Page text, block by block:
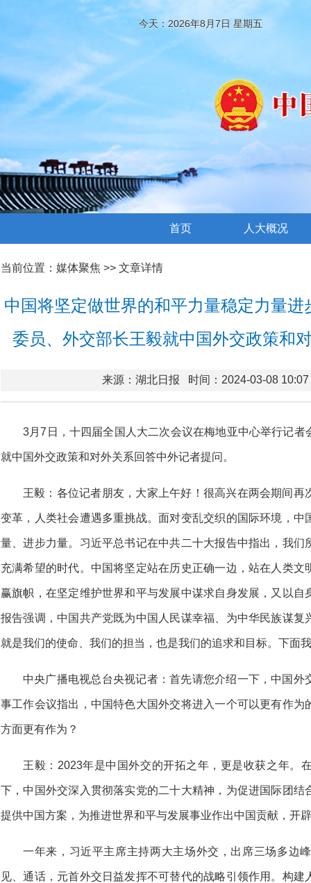
今天：2026年8月7日 星期五
首页 人大概况
当前位置： 媒体聚焦 >> 文章详情
中国将坚定做世界的和平力量稳定力量
委员、外交部长王毅就中国外交政策和
来源：湖北日报 时间：2024-03-08 10:07
3月7日，十四届全国人大二次会议在梅地亚中心举行记
就中国外交政策和对外关系回答中外记者提问。
王毅：各位记者朋友，大家上午好！很高兴在两会期间
变革，人类社会遭遇多重挑战。面对变乱交织的国际环境，
量、进步力量。习近平总书记在中共二十大报告中指出，我
充满希望的时代。中国将坚定站在历史正确一边，站在人类
赢旗帜，在坚定维护世界和平与发展中谋求自身发展，又以
报告强调，中国共产党既为中国人民谋幸福、为中华民族谋
就是我们的使命、我们的担当，也是我们的追求和目标。下面
中央广播电视总台央视记者：首先请您介绍一下，中国
事工作会议指出，中国特色大国外交将进入一个可以更有作
方面更有作为？
王毅：2023年是中国外交的开拓之年，更是收获之年。
下，中国外交深入贯彻落实党的二十大精神，为促进国际团
提供中国方案，为推进世界和平与发展事业作出中国贡献，开
一年来，习近平主席主持两大主场外交，出席三场多边
见、通话，元首外交日益发挥不可替代的战略引领作用。构